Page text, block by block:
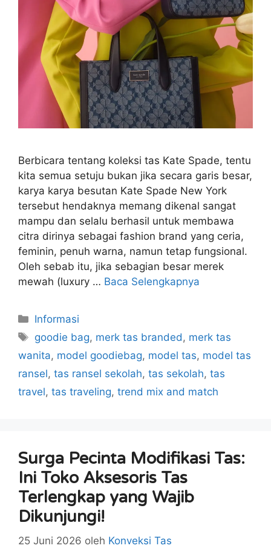
Berbicara tentang koleksi tas Kate Spade, tentu
kita semua setuju bukan jika secara garis besar,
karya karya besutan Kate Spade New York
tersebut hendaknya memang dikenal sangat
mampu dan selalu berhasil untuk membawa
citra dirinya sebagai fashion brand yang ceria,
feminin, penuh warna, namun tetap fungsional.
Oleh sebab itu, jika sebagian besar merek
mewah (luxury … Baca Selengkapnya
Kategori
Informasi
Tag
goodie bag, merk tas branded , merk tas
wanita, model goodiebag, model tas, model tas
ransel, tas ransel sekolah, tas sekolah, tas
travel, tas traveling, trend mix and match
Surga Pecinta Modifikasi Tas:
Ini Toko Aksesoris Tas
Terlengkap yang Wajib
Dikunjungi!
25 Juni 2026 oleh Konveksi Tas